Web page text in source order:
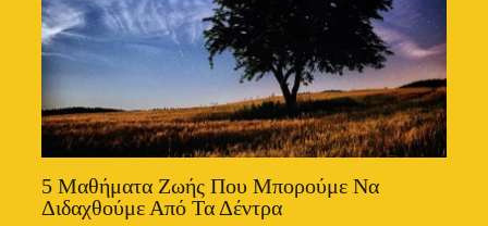
5 Μαθήματα Ζωής Που Μπορούμε Να
Διδαχθούμε Από Τα Δέντρα